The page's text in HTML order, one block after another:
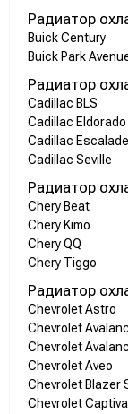
Радиатор
Buick Century
Buick Park
Радиатор
Cadillac BLS
Cadillac Eldorado
Cadillac Escalade
Cadillac Seville
Радиатор
Chery Beat
Chery Kimo
Chery QQ
Chery Tiggo
Радиатор
Chevrolet Astro
Chevrolet
Chevrolet
Chevrolet Aveo
Chevrolet Blazer
Chevrolet Captiva